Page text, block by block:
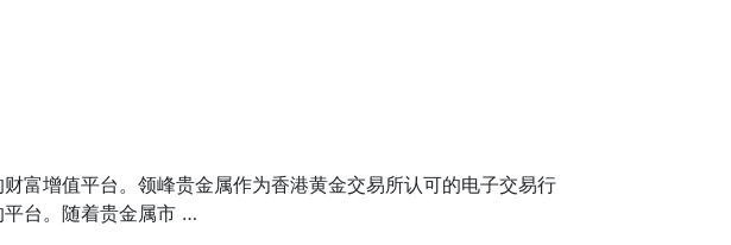
富增值平台。领峰贵金属作为香港黄金交易所认可的电子交易行
平台。随着贵金属市 …